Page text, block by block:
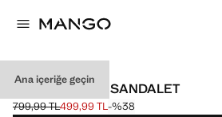
Ana içeriğe geçin
TOKALI LASTIK SANDALET
Üstü çizili ilk fiyat [799,99 TL ]
799,99 TL
Güncel fiyat [499,99 TL ]
499,99 TL-%38
Bir renk seçin